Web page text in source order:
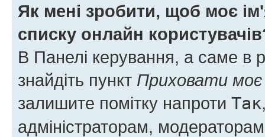
Як мені зробити, щоб моє
списку онлайн
В Панелі керування, а саме в
знайдіть пункт Приховати моє
залишите помітку напроти Так
адміністраторам,